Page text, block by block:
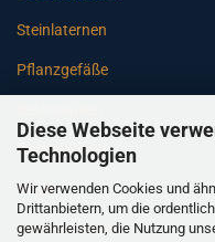
Diese Webseite
Technologien
Wir verwenden Cookies und
Drittanbietern, um die
gewährleisten, die Nutzung
Steinlaternen
Pflanzgefäße
Gartenbänke
Pfeiler
Gartenbrunnen